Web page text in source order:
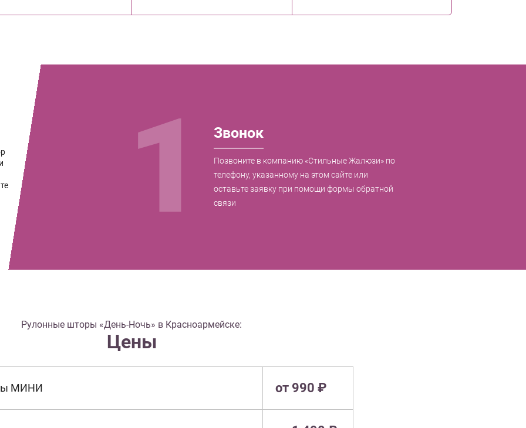
1 Звонок
Позвоните в компанию «Стильные Жалюзи» по
телефону, указанному на этом сайте или
оставьте заявку при помощи формы обратной
связи
Рулонные шторы «День-Ночь» в Красноармейске:
Цены
МИНИ от 990 ₽